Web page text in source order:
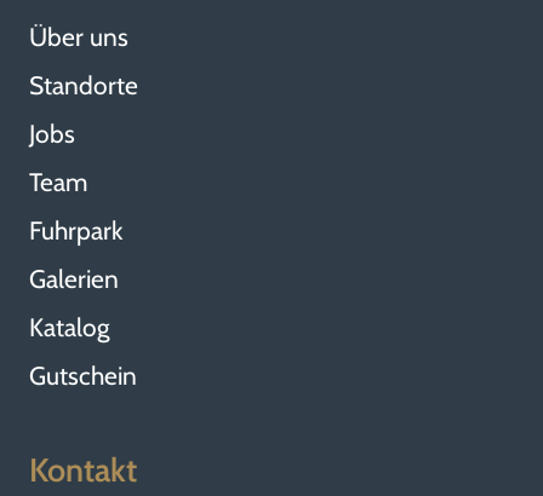
Über uns
Standorte
Jobs
Team
Fuhrpark
Galerien
Katalog
Gutschein
Kontakt